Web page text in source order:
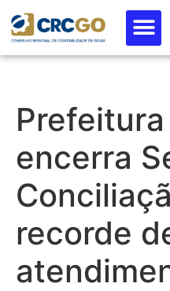
encerra
recorde